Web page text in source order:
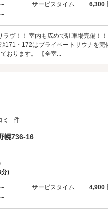
サービスタイム
6,300
ラヴ！！ 室内も広めで駐車場完備！
・172はプライベートサウナを完
おります。 【全室...
ミ - 件
幌736-16
)
サービスタイム
4,900